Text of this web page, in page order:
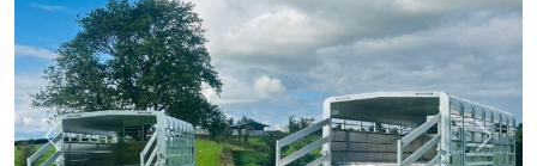
Previous Next